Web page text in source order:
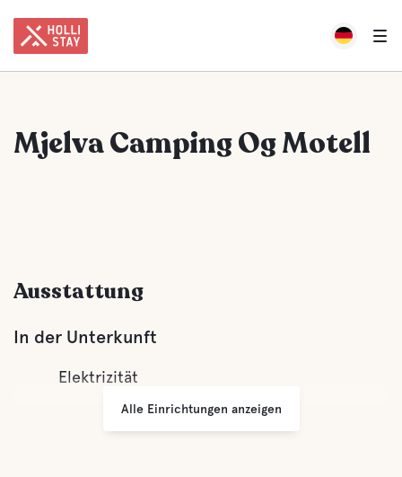
Mjelva Camping Og Motell
Ausstattung
In der Unterkunft
Elektrizität
Alle Einrichtungen anzeigen